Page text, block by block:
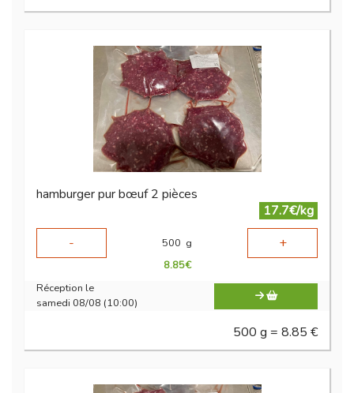
hamburger pur bœuf 2 pièces
17.7€/kg
-
500 g +
8.85€
Réception le
samedi 08/08 (10:00)
500 g = 8.85 €